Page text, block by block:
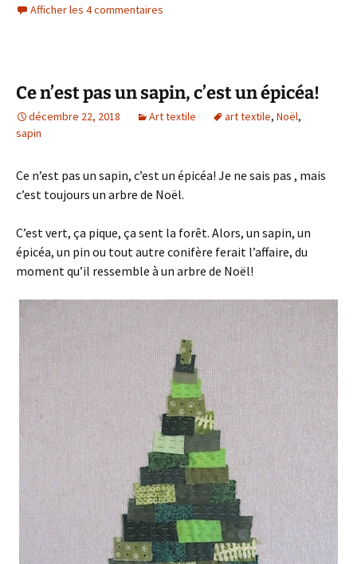
Afficher les 4 commentaires
Ce n’est pas un sapin, c’est un épicéa!
décembre 22, 2018 Art textile art textile, Noël,
sapin
Ce n’est pas un sapin, c’est un épicéa! Je ne sais pas , mais
c’est toujours un arbre de Noël.
C’est vert, ça pique, ça sent la forêt. Alors, un sapin, un
épicéa, un pin ou tout autre conifère ferait l’affaire, du
moment qu’il ressemble à un arbre de Noël!